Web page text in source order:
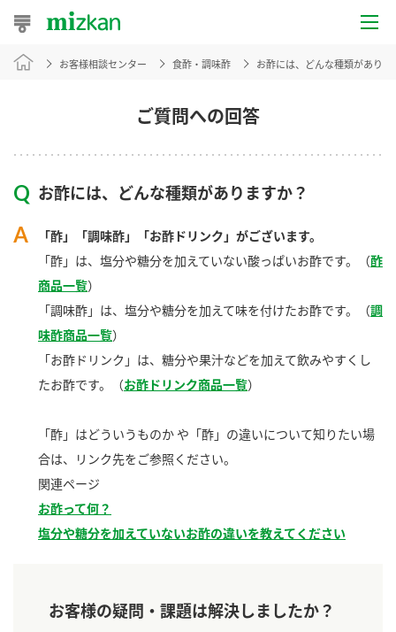
おうちレシピ
レシピ特集
レシピカテゴリ一覧
商品からレシピを探す
商品情報
商品カテゴリ
お酢ドリンク
みりん風・料理酒
つゆ たれ
クイック調味料 レモン果汁
キャンペーン情報
ブランド・スペシャルサイト トップ
くらしプラ酢
国内事業概要
ご質問への回答
お客様相談センター 食酢・調味酢 お酢には、どんな種類がありま
お酢には、どんな種類がありますか？
「酢」「調味酢」「お酢ドリンク」がございます。
「酢」は、塩分や糖分を加えていない酸っぱいお酢です。（酢
商品一覧）
「調味酢」は、塩分や糖分を加えて味を付けたお酢です。（調
味酢商品一覧）
「お酢ドリンク」は、糖分や果汁などを加えて飲みやすくし
たお酢です。（お酢ドリンク商品一覧）
「酢」はどういうものか や「酢」の違いについて知りたい場
合は、リンク先をご参照ください。
関連ページ
お酢って何？
塩分や糖分を加えていないお酢の違いを教えてください
お客様の疑問・課題は解決しましたか？